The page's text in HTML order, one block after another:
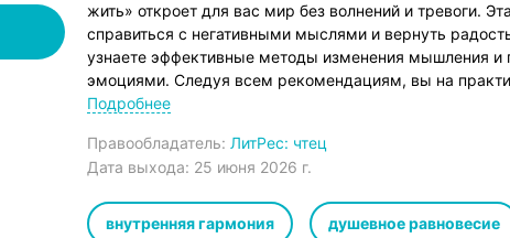
жить» откроет для вас мир без волнений и тревоги.
справиться с негативными мыслями и вернуть
узнаете эффективные методы изменения мышления и
эмоциями. Следуя всем рекомендациям, вы на
беспокойство не вправе вами управлять. Вы
Подробнее
Правообладатель: ЛитРес: чтец
Дата выхода: 25 июня 2026 г.
внутренняя гармония душевное равновесие